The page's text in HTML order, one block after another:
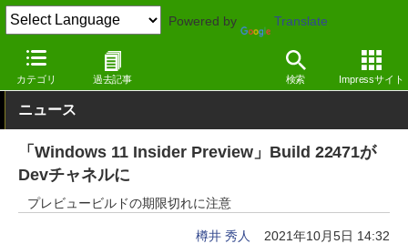
Powered by Translate
カテゴリ 過去記事 検索 Impressサイト
窓の杜 システム・ファイル Windows
ニュース
「Windows 11 Insider Preview」Build 22471が
Devチャネルに
プレビュービルドの期限切れに注意
樽井 秀人 2021年10月5日 14:32